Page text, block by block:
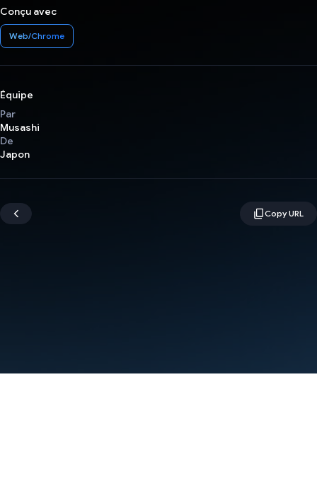
Conçu avec
Web/Chrome
Équipe
Par
Musashi
De
Japon